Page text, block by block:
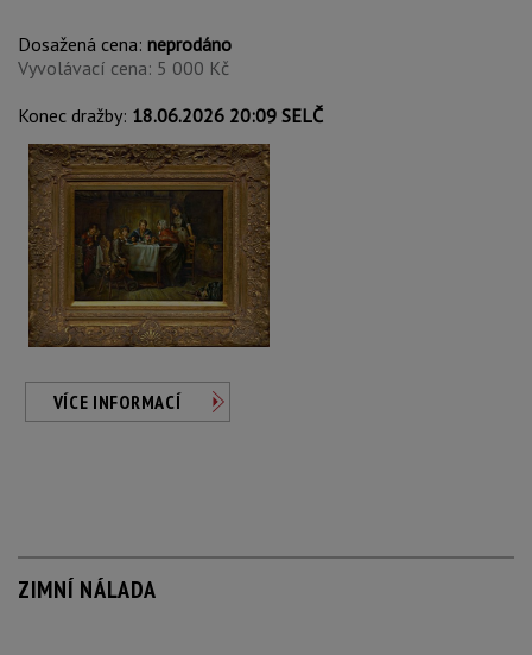
Dosažená cena: neprodáno
Vyvolávací cena: 5 000 Kč
Konec dražby: 18.06.2026 20:09 SELČ
VÍCE INFORMACÍ
ZIMNÍ NÁLADA